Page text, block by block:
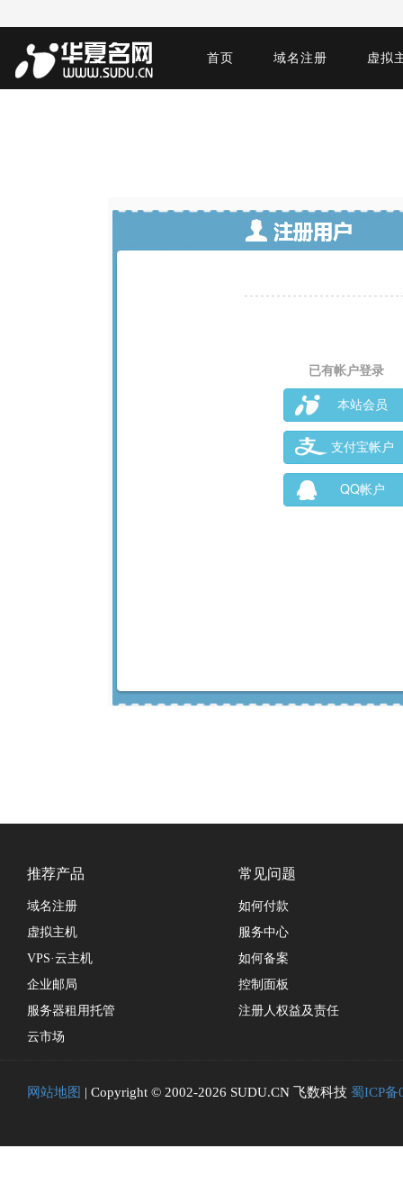
首页 域名注册 虚拟
已有帐户登录
本站会员
支付宝帐户
QQ帐户
推荐产品
域名注册
虚拟主机
VPS·云主机
企业邮局
服务器租用托管
云市场
常见问题
如何付款
服务中心
如何备案
控制面板
注册人权益及责任
网站地图 | Copyright © 2002-2026 SUDU.CN 飞数科技 蜀ICP备